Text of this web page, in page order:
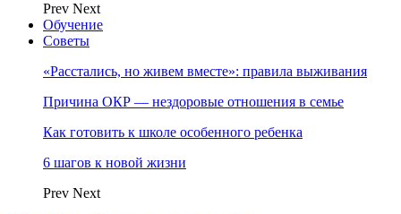
Prev Next
Обучение
Советы
«Расстались, но живем вместе»: правила выживания
Причина ОКР — нездоровые отношения в семье
Как готовить к школе особенного ребенка
6 шагов к новой жизни
Prev Next